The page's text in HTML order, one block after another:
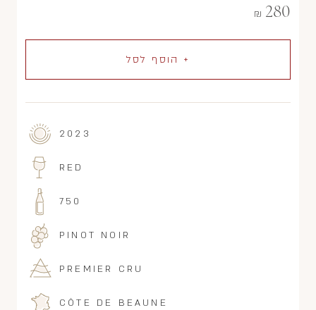
280
₪
+ הוסף לסל
2023
RED
750
PINOT NOIR
PREMIER CRU
CÔTE DE BEAUNE